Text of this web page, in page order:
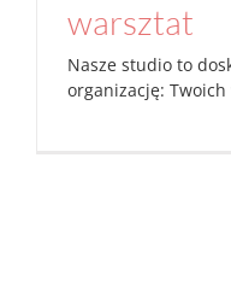
warsztat
Nasze studio to
organizację: